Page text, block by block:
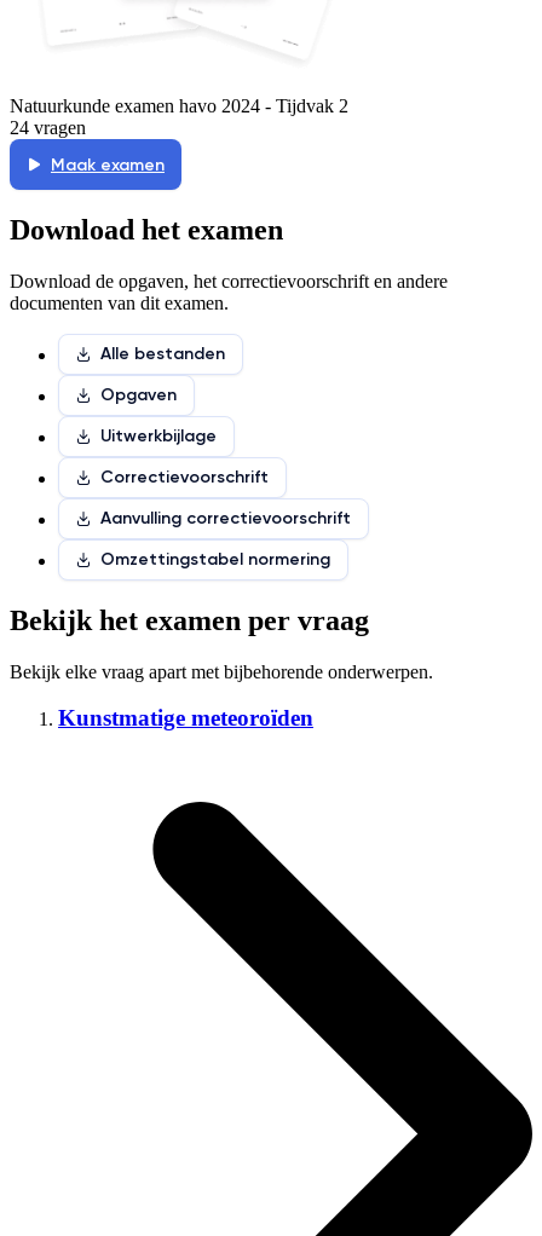
Natuurkunde examen havo 2024 - Tijdvak 2
24 vragen
Maak examen
Download het examen
Download de opgaven, het correctievoorschrift en andere
documenten van dit examen.
Alle bestanden
Opgaven
Uitwerkbijlage
Correctievoorschrift
Aanvulling correctievoorschrift
Omzettingstabel normering
Bekijk het examen per vraag
Bekijk elke vraag apart met bijbehorende onderwerpen.
Kunstmatige meteoroïden